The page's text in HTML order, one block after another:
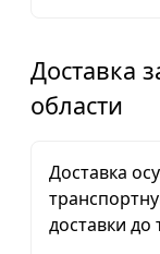
Доставка
области
Доставка
доставки до